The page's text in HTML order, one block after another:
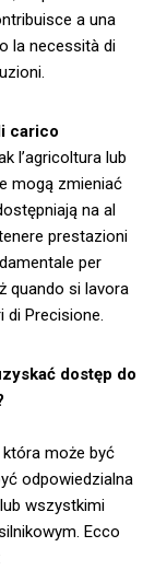
a una
la necessità di
carico
l’agricoltura lub
mogą zmieniać
na al
prestazioni
per
quando si lavora
di Precisione.
dostęp do
która może być
odpowiedzialna
wszystkimi
Ecco